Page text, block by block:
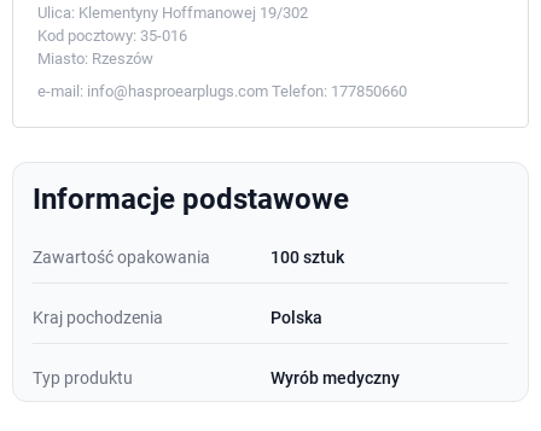
Ulica: Klementyny Hoffmanowej 19/302
Kod pocztowy: 35-016
Miasto: Rzeszów
e-mail: info@hasproearplugs.com Telefon: 177850660
Informacje podstawowe
Zawartość opakowania 100 sztuk
Kraj pochodzenia Polska
Typ produktu Wyrób medyczny